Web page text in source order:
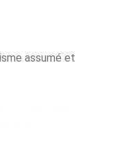
assumé et
la